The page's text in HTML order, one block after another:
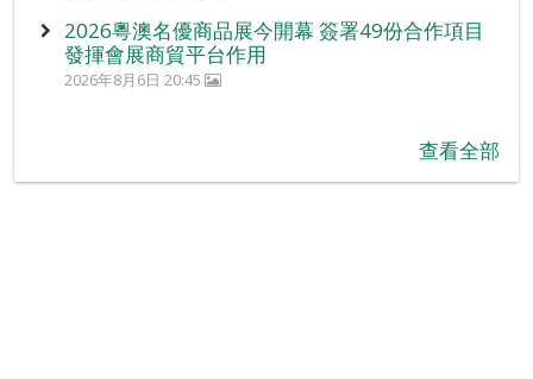
2026粵澳名優商品展今開幕 簽署49份合作項目
發揮會展商貿平台作用
2026年8月6日 20:45
查看全部